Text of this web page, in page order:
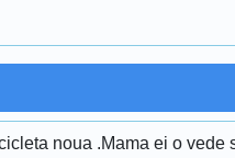
noua .Mama ei o vede